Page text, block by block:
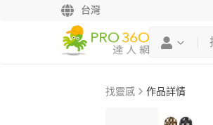
台灣
找靈感 作品詳情